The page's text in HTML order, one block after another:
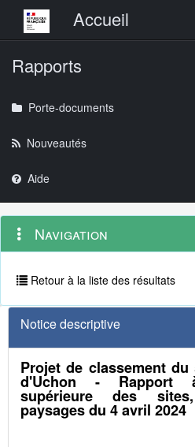
Menu principalAccueil
Rapports
Porte-documents
Nouveautés
Aide
Navigation
outils
Menu
contextuel
Navigation
Retour à la liste des résultats
Notice descriptive
Projet de classement
d'Uchon - Rapport
supérieure des
paysages du 4 avril 2024